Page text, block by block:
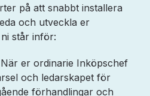
på att snabbt installera
och utveckla er
står inför:
När er ordinarie Inköpschef
och ledarskapet för
förhandlingar och